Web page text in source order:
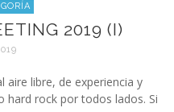
2019 (I)
aire libre, de experiencia y
hard rock por todos lados. Si